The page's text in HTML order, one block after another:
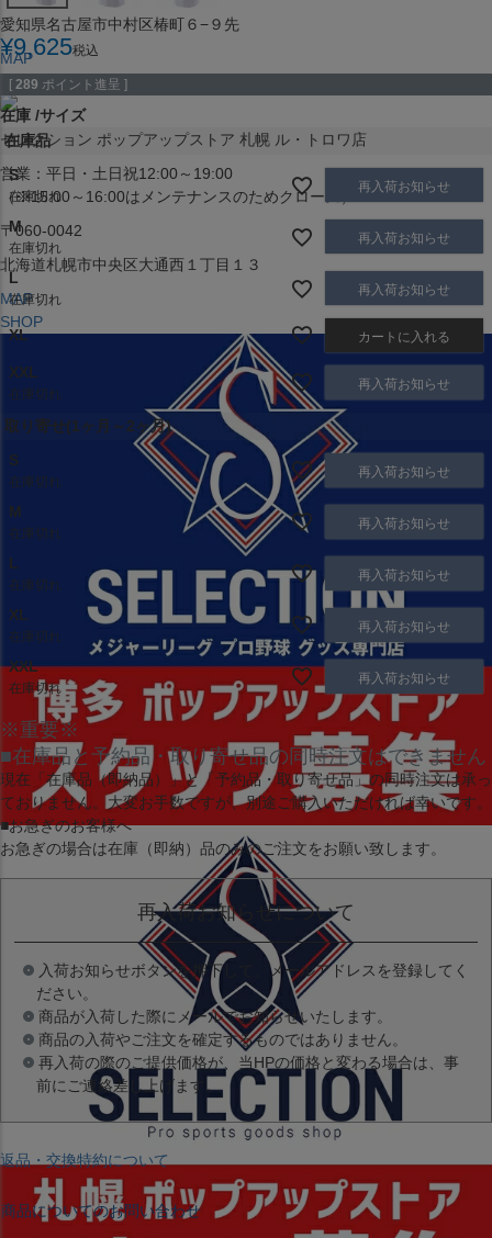
愛知県名古屋市中村区椿町６−９先
MAP
SHOP
セレクション ポップアップストア 札幌 ル・トロワ店
営業：平日・土日祝12:00～19:00
（※15:00～16:00はメンテナンスのためクローズ）
〒060-0042
北海道札幌市中央区大通西１丁目１３
MAP
SHOP
¥9,625税込
[ 289 ポイント進呈 ]
在庫 サイズ
在庫品
S
在庫切れ
再入荷お知らせ
M
在庫切れ
再入荷お知らせ
L
在庫切れ
再入荷お知らせ
XL カートに入れる
XXL
在庫切れ
再入荷お知らせ
取り寄せ(1ヶ月～2ヶ月)
S
在庫切れ
再入荷お知らせ
M
在庫切れ
再入荷お知らせ
L
在庫切れ
再入荷お知らせ
XL
在庫切れ
再入荷お知らせ
XXL
在庫切れ
再入荷お知らせ
※重要※
■在庫品と予約品・取り寄せ品の同時注文はできません
現在 「在庫品（即納品）」と 「予約品・取り寄せ品」の同時注文は承っ
ておりません。大変お手数ですが、別途ご購入いただければ幸いです。
■お急ぎのお客様へ
お急ぎの場合は在庫（即納）品のみのご注文をお願い致します。
再入荷お知らせについて
入荷お知らせボタンを押下して、メールアドレスを登録してく
ださい。
商品が入荷した際にメールでお知らせいたします。
商品の入荷やご注文を確定するものではありません。
再入荷の際のご提供価格が、当HPの価格と変わる場合は、事
前にご連絡差し上げます。
返品・交換特約について
商品についてのお問い合わせ